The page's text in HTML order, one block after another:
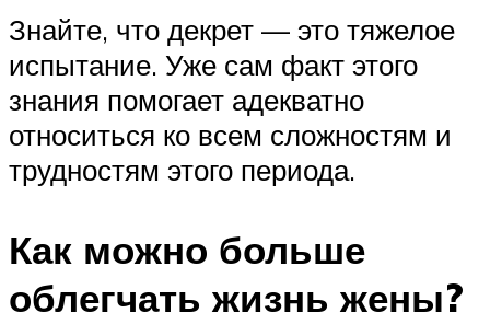
Знайте, что декрет — это тяжелое
испытание. Уже сам факт этого
знания помогает адекватно
относиться ко всем сложностям и
трудностям этого периода.
Как можно больше
облегчать жизнь жены?